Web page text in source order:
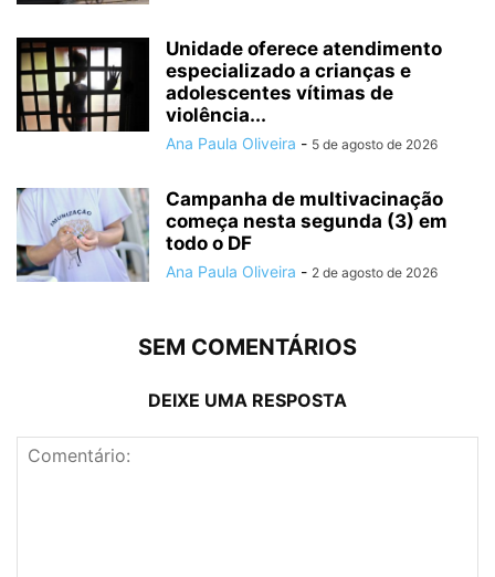
Unidade oferece atendimento
especializado a crianças e
adolescentes vítimas de
violência...
Ana Paula Oliveira - 5 de agosto de 2026
Campanha de multivacinação
começa nesta segunda (3) em
todo o DF
Ana Paula Oliveira - 2 de agosto de 2026
SEM COMENTÁRIOS
DEIXE UMA RESPOSTA